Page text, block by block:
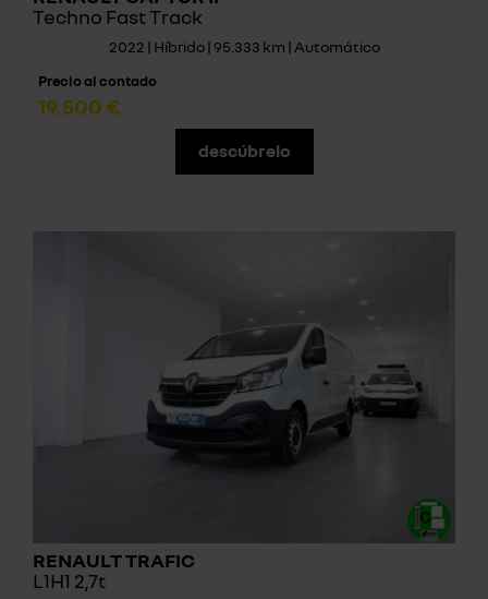
Techno Fast Track
2022 | Híbrido | 95.333 km | Automático
Precio al contado
19.500 €
descúbrelo
RENAULT TRAFIC
L1H1 2,7t